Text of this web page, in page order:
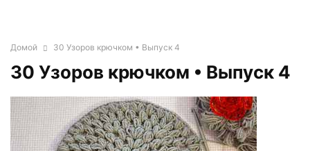
Домой 30 Узоров крючком • Выпуск 4
30 Узоров крючком • Выпуск 4